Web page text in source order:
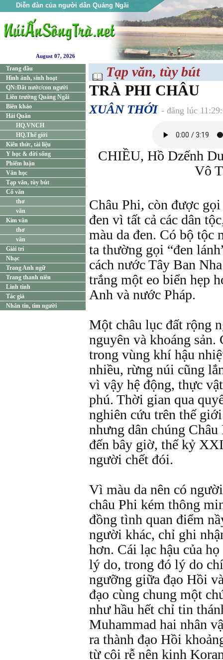
Diễn đàn của người dân Quảng Ngãi
August 07, 2026
Trang đầu
Hình ảnh, sinh hoạt
QN:Đất nước/con người
Liên trường Quảng Ngãi
Biên khảo
Hải Quân
HQ.VNCH
HQ.Thế giới
Kiến thức, tài liệu
Y học & đời sống
Phiếm luận
Văn học
Tạp văn, tùy bút
Cổ văn
thơ
văn
Kim văn
thơ
văn
Giải trí
Nhạc
Trang Anh ngữ
Trang thanh niên
Linh tinh
Tác giả
Nhắn tin, tìm người
Tạp văn, tùy bút
TRÀ PHI CHÂU
XUÂN THỚI - đăng lúc
CHIỀU, Hồ Dzếnh
Vô
Châu Phi, còn được
đen vì tất cả các dân
màu da đen. Có bộ tộc
ta thường gọi “đen
cách nước Tây Ban
trắng một eo biển hẹp
Anh và nước Pháp.
Một châu lục đất rộng
nguyên và khoáng sản.
trong vùng khí hậu
nhiều, rừng núi cũng
vì vậy hệ động, thực
phú. Thời gian qua
nghiên cứu trên thế
nhưng dân chúng
đến bây giờ, thế kỷ
người chết đói.
Vì màu da nên có
châu Phi kém thông
đồng tình quan điểm
người khác, chỉ ghi
hơn. Cái lạc hậu của
lý do, trong đó lý do
ngưỡng giữa đạo Hồi
đạo cùng chung một
như hầu hết chỉ tin
Muhammad hai nhân
ra thành đạo Hồi
từ cội rễ nên kinh